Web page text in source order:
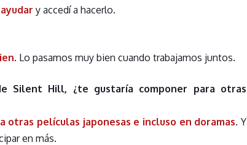
y accedí a hacerlo.
. Lo pasamos muy bien cuando trabajamos juntos.
Silent Hill, ¿te gustaría componer para otras
otras películas japonesas e incluso en doramas. Y
en más.